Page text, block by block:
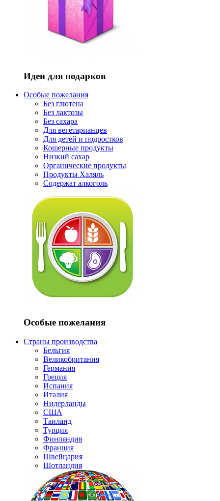
Идеи для подарков
Особые пожелания
Без глютена
Без лактозы
Без сахара
Для вегетарианцев
Для детей и подростков
Кошерные продукты
Низкий сахар
Органические продукты
Продукты Халяль
Содержат алкоголь
Особые пожелания
Страны производства
Бельгия
Великобритания
Германия
Греция
Испания
Италия
Нидерланды
США
Таиланд
Турция
Финляндия
Франция
Швейцария
Шотландия